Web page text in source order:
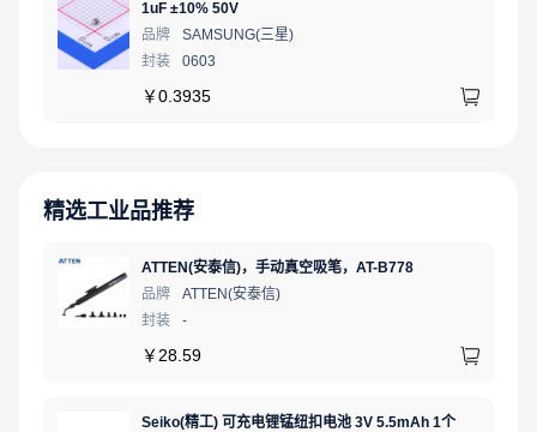
1uF ±10% 50V
品牌
SAMSUNG(三星)
封装
0603
￥0.3935
精选工业品推荐
ATTEN(安泰信)，手动真空吸笔，AT-B778
品牌
ATTEN(安泰信)
封装
-
￥ 28.59
Seiko(精工) 可充电锂锰纽扣电池 3V 5.5mAh 1个